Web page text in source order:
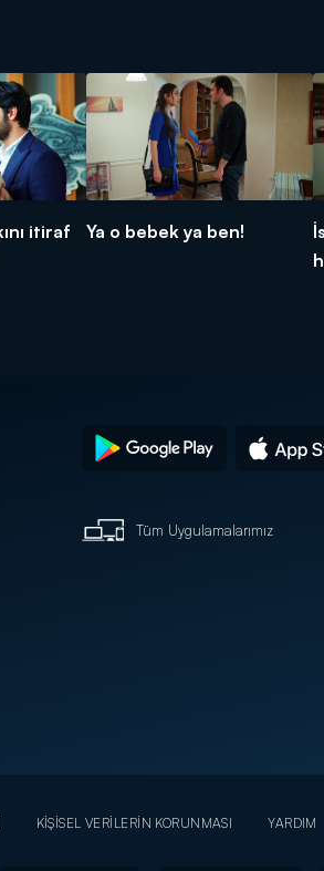
itiraf
Ya o bebek ya ben!
Tüm Uygulamalarımız
KİŞİSEL VERİLERİN KORUNMASI YARDIM